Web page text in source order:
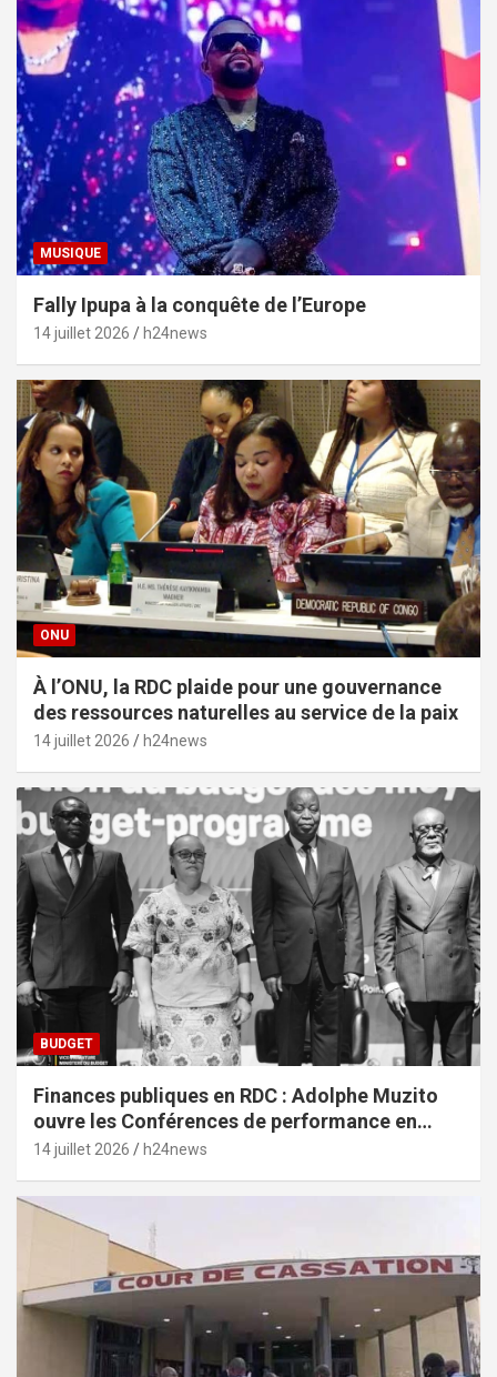
MUSIQUE
Fally Ipupa à la conquête de l’Europe
14 juillet 2026 h24news
ONU
À l’ONU, la RDC plaide pour une gouvernance
des ressources naturelles au service de la paix
14 juillet 2026 h24news
BUDGET
Finances publiques en RDC : Adolphe Muzito
ouvre les Conférences de performance en
prélude au budget-programme de 2028
14 juillet 2026 h24news